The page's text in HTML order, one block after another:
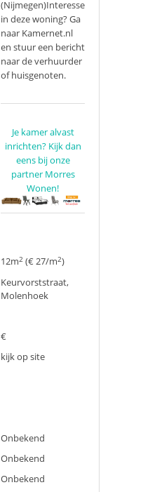
(Nijmegen)Interesse
in deze woning? Ga
naar Kamernet.nl
en stuur een bericht
naar de verhuurder
of huisgenoten.
Je kamer alvast
inrichten? Kijk dan
eens bij onze
partner Morres
Wonen!
12m2 (€ 27/m2)
Keurvorststraat,
Molenhoek
€
kijk op site
Onbekend
Onbekend
Onbekend